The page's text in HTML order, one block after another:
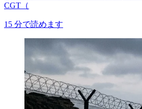
CGT（
15 分で読めます